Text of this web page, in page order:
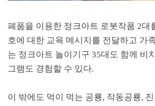
폐품을 이용한 정크아트 로봇작품 2대
호에 대한 교육 메시지를 전달하고 가
는 정크아트 놀이기구 35대도 함께 비
그램도 경험할 수 있다.
이 밖에도 먹이 먹는 공룡, 작동공룡,